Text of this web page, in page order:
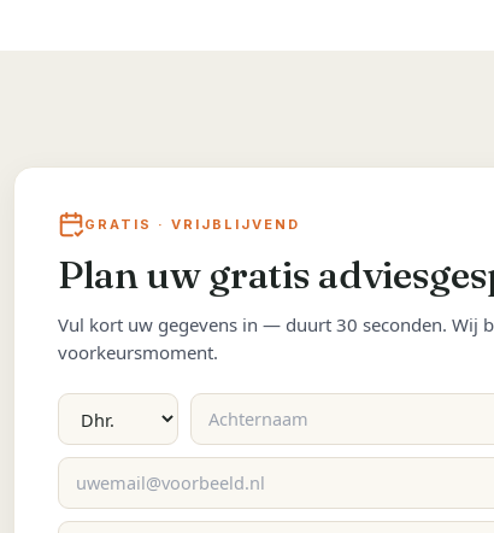
GRATIS · VRIJBLIJVEND
Plan uw gratis
Vul kort uw gegevens in — duurt 30 seconden. Wij
voorkeursmoment.